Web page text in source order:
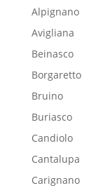
Alpignano
Avigliana
Beinasco
Borgaretto
Bruino
Buriasco
Candiolo
Cantalupa
Carignano